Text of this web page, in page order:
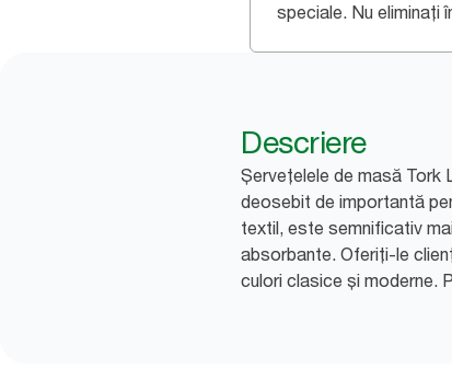
speciale. Nu eliminați
Descriere
Șervețelele de masă Tork
deosebit de importantă
textil, este semnificativ
absorbante. Oferiți-le
culori clasice și moderne.